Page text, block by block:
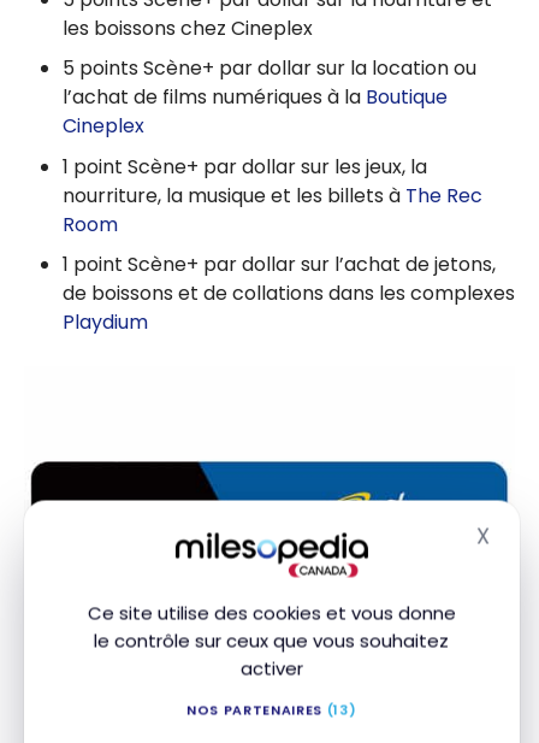
Ce site utilise des cookies et vous donne
le contrôle sur ceux que vous souhaitez
activer
NOS PARTENAIRES (13)
X
les boissons chez Cineplex
5 points Scène+ par dollar sur la location ou
l’achat de films numériques à la Boutique
Cineplex
1 point Scène+ par dollar sur les jeux, la
nourriture, la musique et les billets à The Rec
Room
1 point Scène+ par dollar sur l’achat de jetons,
de boissons et de collations dans les complexes
Playdium